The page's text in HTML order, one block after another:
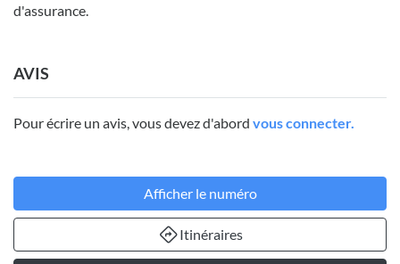
d'assurance.
AVIS
Pour écrire un avis, vous devez d'abord vous connecter.
Afficher le numéro
Itinéraires